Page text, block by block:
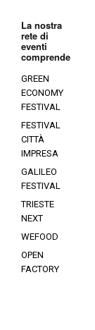
La nostra
rete di
eventi
comprende
GREEN
ECONOMY
FESTIVAL
FESTIVAL
CITTÀ
IMPRESA
GALILEO
FESTIVAL
TRIESTE
NEXT
WEFOOD
OPEN
FACTORY